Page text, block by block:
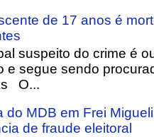
de 17 anos é
suspeito do crime é
e segue sendo
O...
do MDB em Frei
de fraude eleitoral